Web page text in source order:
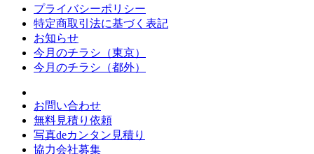
プライバシーポリシー
特定商取引法に基づく表記
お知らせ
今月のチラシ（東京）
今月のチラシ（都外）
お問い合わせ
無料見積り依頼
写真deカンタン見積り
協力会社募集